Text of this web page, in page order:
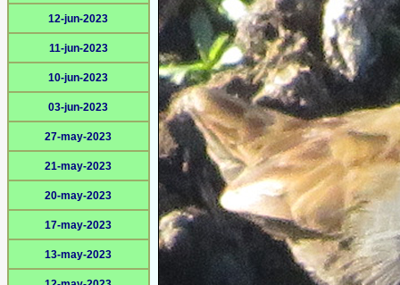
12-jun-2023
11-jun-2023
10-jun-2023
03-jun-2023
27-may-2023
21-may-2023
20-may-2023
17-may-2023
13-may-2023